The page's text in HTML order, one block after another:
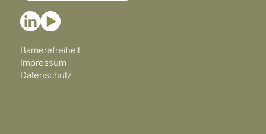
Barrierefreiheit
Impressum
Datenschutz